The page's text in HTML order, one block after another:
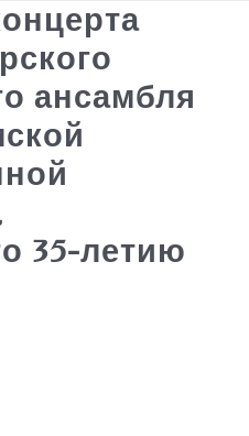
ансамбля
35-летию